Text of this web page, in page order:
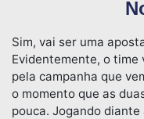
Sim, vai ser uma
Evidentemente, o
pela campanha que
o momento que as
pouca. Jogando